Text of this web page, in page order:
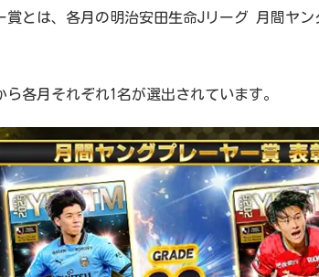
賞とは、各月の明治安田生命Jリーグ 月間ヤ
各月それぞれ1名が選出されています。